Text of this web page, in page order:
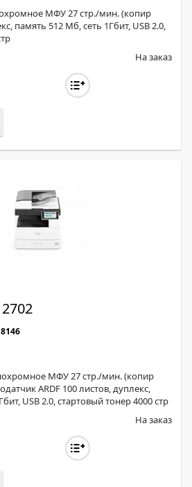
МФУ 27 стр./мин. (копир
память 512 Мб, сеть 1Гбит, USB 2.0,
На заказ
МФУ 27 стр./мин. (копир
ARDF 100 листов, дуплекс,
USB 2.0, стартовый тонер 4000 стр
На заказ